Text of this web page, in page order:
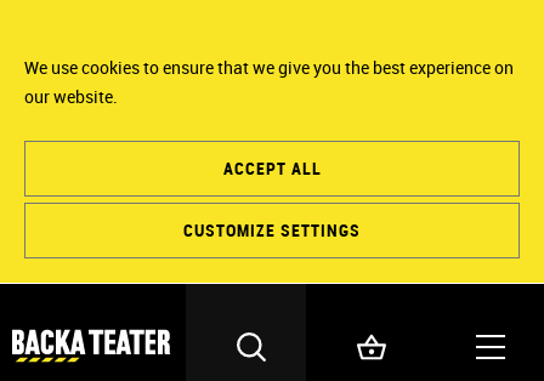
We use cookies to ensure that we give you the best experience on
our website.
ACCEPT ALL
CUSTOMIZE SETTINGS